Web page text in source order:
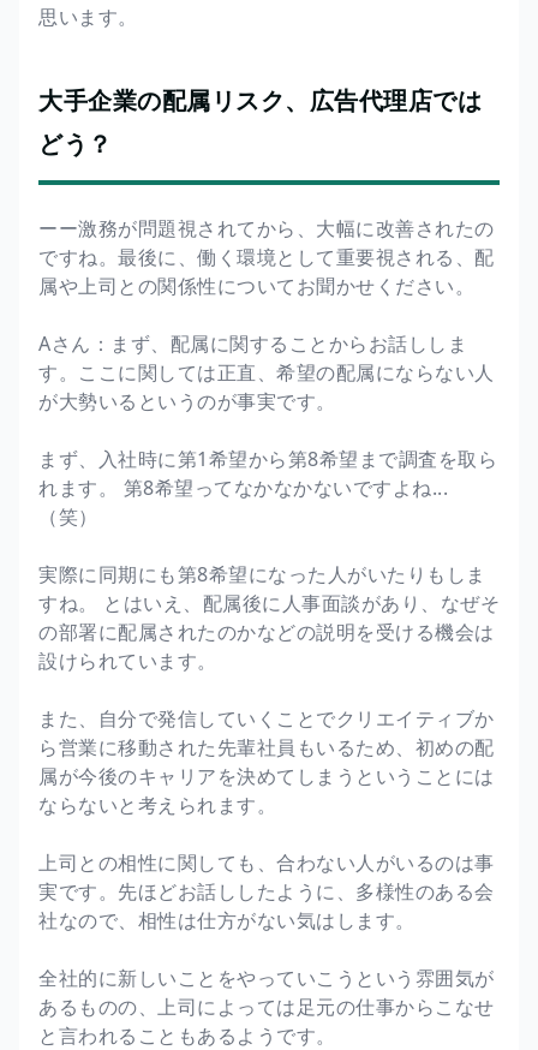
思います。
大手企業の配属リスク、広告代理店では
どう？
ーー激務が問題視されてから、大幅に改善されたの
ですね。最後に、働く環境として重要視される、配
属や上司との関係性についてお聞かせください。
Aさん：まず、配属に関することからお話ししま
す。ここに関しては正直、希望の配属にならない人
が大勢いるというのが事実です。
まず、入社時に第1希望から第8希望まで調査を取ら
れます。 第8希望ってなかなかないですよね...
（笑）
実際に同期にも第8希望になった人がいたりもしま
すね。 とはいえ、配属後に人事面談があり、なぜそ
の部署に配属されたのかなどの説明を受ける機会は
設けられています。
また、自分で発信していくことでクリエイティブか
ら営業に移動された先輩社員もいるため、初めの配
属が今後のキャリアを決めてしまうということには
ならないと考えられます。
上司との相性に関しても、合わない人がいるのは事
実です。先ほどお話ししたように、多様性のある会
社なので、相性は仕方がない気はします。
全社的に新しいことをやっていこうという雰囲気が
あるものの、上司によっては足元の仕事からこなせ
と言われることもあるようです。